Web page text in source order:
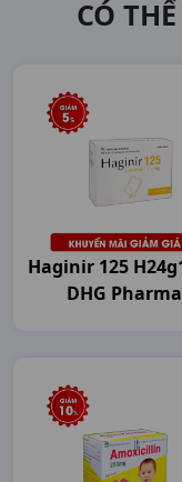
CÓ
Haginir 125
DHG Pharma